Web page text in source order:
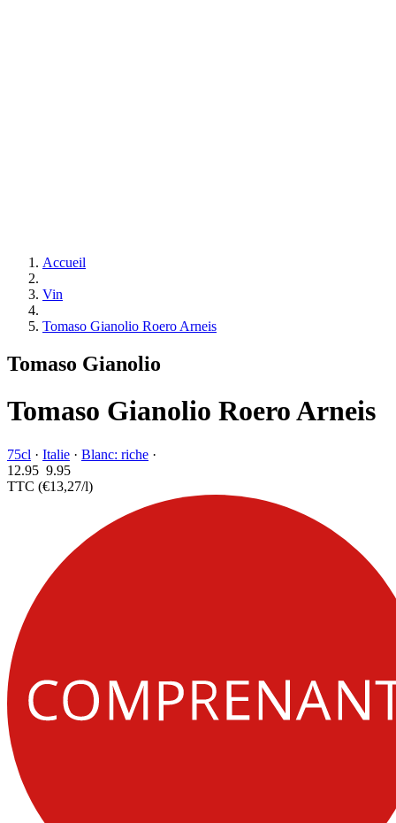
Accueil
Vin
Tomaso Gianolio Roero Arneis
Tomaso Gianolio
Tomaso Gianolio Roero Arneis
75cl · Italie · Blanc: riche ·
12.95 9.95
TTC (€13,27/l)